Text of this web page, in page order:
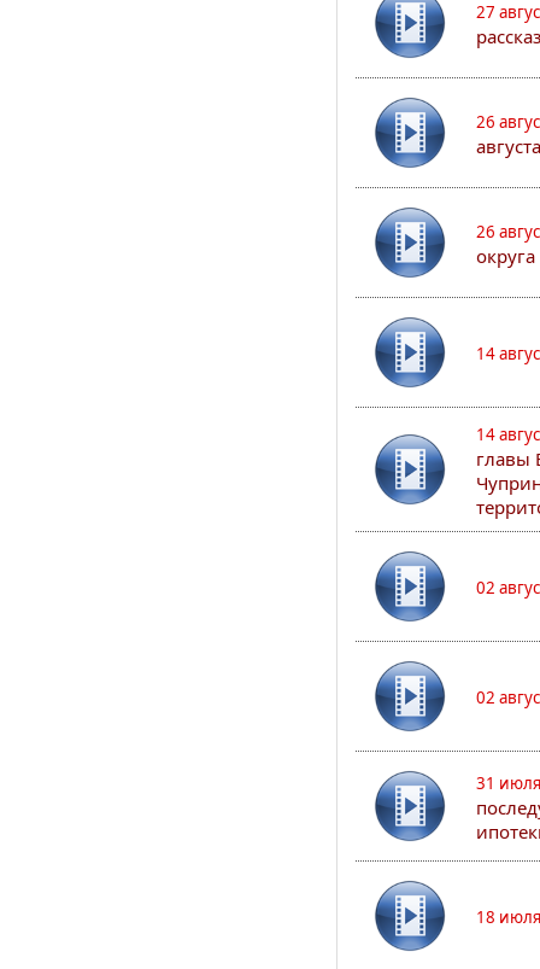
27
26
августа
26
округа
14
14
главы
02
02
31
18